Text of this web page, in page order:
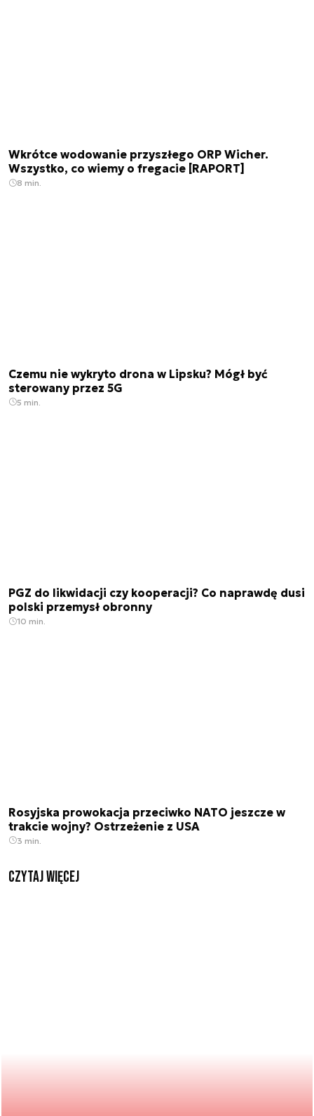
Wkrótce wodowanie przyszłego ORP Wicher.
Wszystko, co wiemy o fregacie [RAPORT]
8 min.
Czemu nie wykryto drona w Lipsku? Mógł być
sterowany przez 5G
5 min.
PGZ do likwidacji czy kooperacji? Co naprawdę dusi
polski przemysł obronny
10 min.
Rosyjska prowokacja przeciwko NATO jeszcze w
trakcie wojny? Ostrzeżenie z USA
3 min.
czytaj więcej